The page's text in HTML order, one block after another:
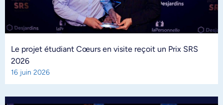
Le projet étudiant Cœurs en visite reçoit un Prix SRS
2026
16 juin 2026